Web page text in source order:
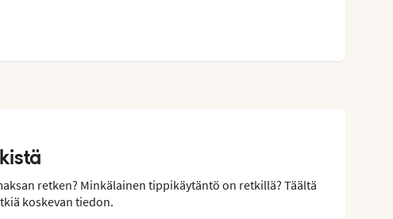
retken? Minkälainen tippikäytäntö on retkillä? Täältä
koskevan tiedon.